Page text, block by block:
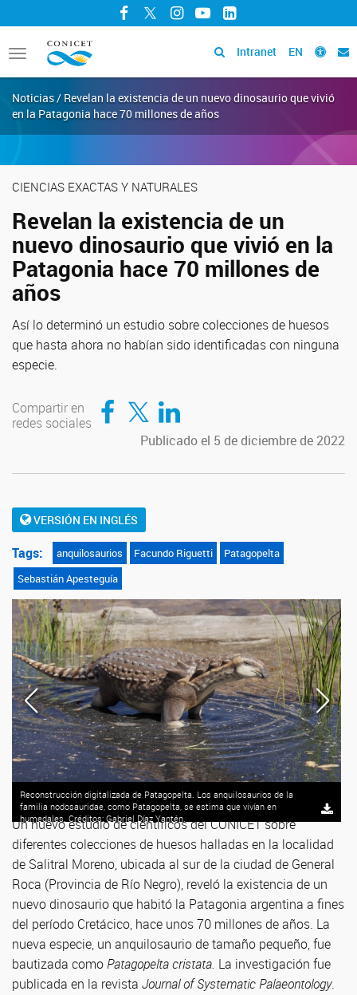
Facebook
TwitterInstagram
YouTubeLinkedIn
Toggle
navigation
Intranet EN
Noticias / Revelan la existencia de un nuevo dinosaurio que vivió
en la Patagonia hace 70 millones de años
CIENCIAS EXACTAS Y NATURALES
Revelan la existencia de un
nuevo dinosaurio que vivió en la
Patagonia hace 70 millones de
años
Así lo determinó un estudio sobre colecciones de huesos
que hasta ahora no habían sido identificadas con ninguna
especie.
Compartir en
redes sociales
Compartir en Facebook
Compartir en TwitterCompartir en LinkedIn
Publicado el 5 de diciembre de 2022
VERSIÓN EN INGLÉS
Tags: anquilosaurios Facundo Riguetti
Patagopelta
Sebastián Apesteguía
Reconstrucción digitalizada de Patagopelta. Los anquilosaurios de la
familia nodosauridae, como Patagopelta, se estima que vivían en
humedales. Créditos: Gabriel Díaz Yantén.
Un nuevo estudio de científicos del CONICET sobre
diferentes colecciones de huesos halladas en la localidad
de Salitral Moreno, ubicada al sur de la ciudad de General
Roca (Provincia de Río Negro), reveló la existencia de un
nuevo dinosaurio que habitó la Patagonia argentina a fines
del período Cretácico, hace unos 70 millones de años. La
nueva especie, un anquilosaurio de tamaño pequeño, fue
bautizada comoPatagopelta cristata. La investigación fue
publicada en la revista Journal of Systematic Palaeontology.